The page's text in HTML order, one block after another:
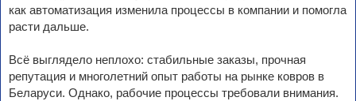
как автоматизация изменила процессы в компании и помогла
расти дальше.
Всё выглядело неплохо: стабильные заказы, прочная
репутация и многолетний опыт работы на рынке ковров в
Беларуси. Однако, рабочие процессы требовали внимания.